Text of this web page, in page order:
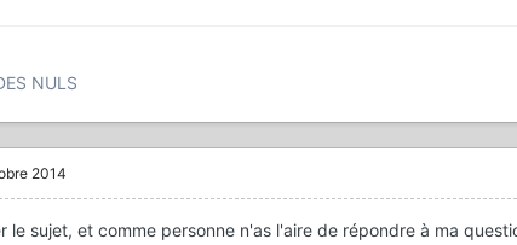
NULS
2014
le sujet, et comme personne n'as l'aire de répondre à ma